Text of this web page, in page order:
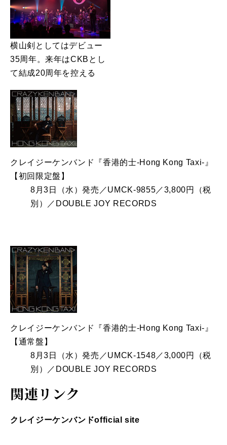
横山剣としてはデビュー
35周年。来年はCKBとし
て結成20周年を控える
クレイジーケンバンド『香港的士‐Hong Kong Taxi‐』
【初回限定盤】
8月3日（水）発売／UMCK-9855／3,800円（税
別）／DOUBLE JOY RECORDS
クレイジーケンバンド『香港的士‐Hong Kong Taxi‐』
【通常盤】
8月3日（水）発売／UMCK-1548／3,000円（税
別）／DOUBLE JOY RECORDS
関連リンク
クレイジーケンバンドofficial site